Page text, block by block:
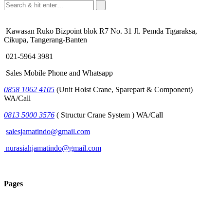
Kawasan Ruko Bizpoint blok R7 No. 31 Jl. Pemda Tigaraksa,
Cikupa, Tangerang-Banten
021-5964 3981
Sales Mobile Phone and Whatsapp
0858 1062 4105 (Unit Hoist Crane, Sparepart & Component)
WA/Call
0813 5000 3576 ( Structur Crane System ) WA/Call
salesjamatindo@gmail.com
nurasiahjamatindo@gmail.com
Pages